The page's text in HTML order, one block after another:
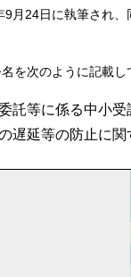
月24日に執筆され、
を次のように記載し
託等に係る中小受
遅延等の防止に関